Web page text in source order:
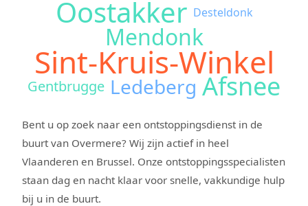
Oostakker Desteldonk
Mendonk
Sint-Kruis-Winkel
Gentbrugge Ledeberg Afsnee
Bent u op zoek naar een ontstoppingsdienst in de
buurt van Overmere? Wij zijn actief in heel
Vlaanderen en Brussel. Onze ontstoppingsspecialisten
staan dag en nacht klaar voor snelle, vakkundige hulp
bij u in de buurt.